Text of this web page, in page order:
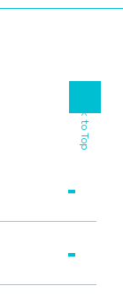
Back to Top